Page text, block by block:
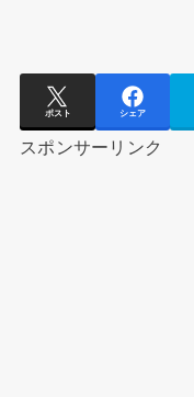
ポスト シェア
スポンサーリンク